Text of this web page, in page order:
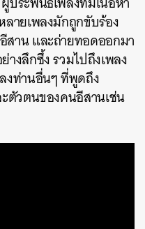
ลายเพลงมักถูกขับร้อง
สาน และถ่ายทอดออกมา
างลึกซึ้ง รวมไปถึงเพลง
งท่านอื่นๆ ที่พูดถึง
ตัวตนของคนอีสานเช่น